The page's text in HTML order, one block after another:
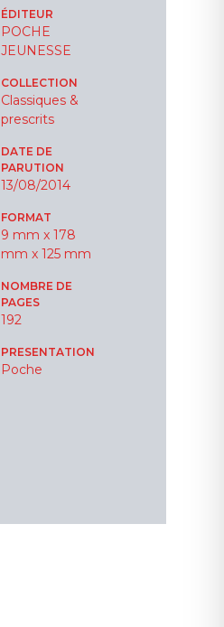
ÉDITEUR
POCHE
JEUNESSE
COLLECTION
Classiques &
prescrits
DATE DE
PARUTION
13/08/2014
FORMAT
9 mm x 178
mm x 125 mm
NOMBRE DE
PAGES
192
PRESENTATION
Poche